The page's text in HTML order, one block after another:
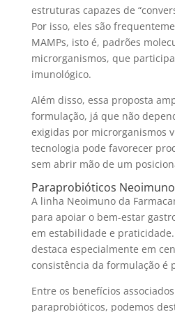
estruturas capazes de
Por isso, eles são
MAMPs, isto é, padrões
microrganismos, que
imunológico.
Além disso, essa proposta
formulação, já que não
exigidas por microrganismos
tecnologia pode favorecer
sem abrir mão de um
Paraprobióticos
A linha Neoimuno da
para apoiar o bem-estar
em estabilidade e
destaca especialmente em
consistência da formulação é
Entre os benefícios
paraprobióticos, podemos